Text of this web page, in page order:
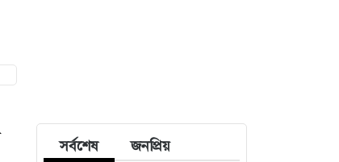
সর্বশেষ জনপ্রিয়